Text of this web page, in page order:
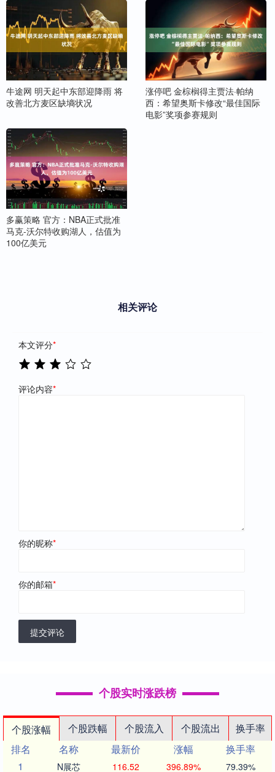
牛途网 明天起中东部迎降雨 将
改善北方麦区缺墒状况
涨停吧 金棕榈得主贾法·帕纳
西：希望奥斯卡修改“最佳国际
电影”奖项参赛规则
多赢策略 官方：NBA正式批准
马克-沃尔特收购湖人，估值为
100亿美元
相关评论
本文评分*
评论内容*
你的昵称*
你的邮箱*
提交评论
个股实时涨跌榜
个股涨幅 个股跌幅 个股流入 个股流出
换手率
排名
名称 最新价 涨幅
换手率
1
N展芯 116.52 396.89% 79.39%